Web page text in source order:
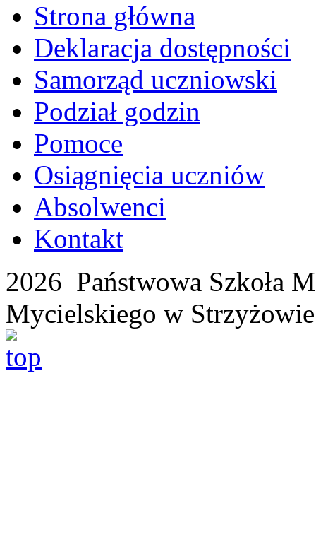
Strona główna
Deklaracja dostępności
Samorząd uczniowski
Podział godzin
Pomoce
Osiągnięcia uczniów
Absolwenci
Kontakt
2026 Państwowa Szkoła
Mycielskiego w Strzyżowie